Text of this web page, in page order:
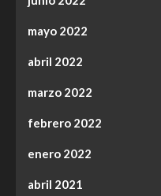
mayo 2022
abril 2022
marzo 2022
febrero 2022
enero 2022
abril 2021